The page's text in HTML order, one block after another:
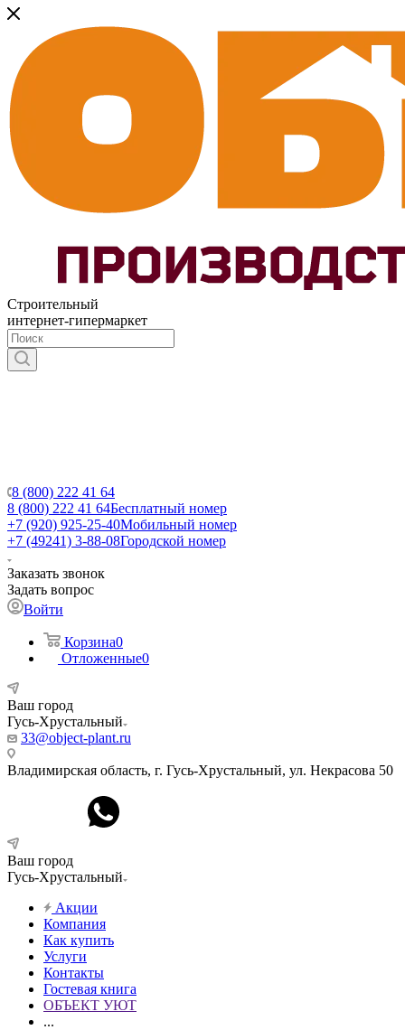
Строительный
интернет-гипермаркет
8 (800) 222 41 64
8 (800) 222 41 64Бесплатный номер
+7 (920) 925-25-40Мобильный номер
+7 (49241) 3-88-08Городской номер
Заказать звонок
Задать вопрос
Войти
Корзина0
Отложенные0
Ваш город
Гусь-Хрустальный
33@object-plant.ru
Владимирская область, г. Гусь-Хрустальный, ул. Некрасова 50
Ваш город
Гусь-Хрустальный
Акции
Компания
Как купить
Услуги
Контакты
Гостевая книга
ОБЪЕКТ УЮТ
...